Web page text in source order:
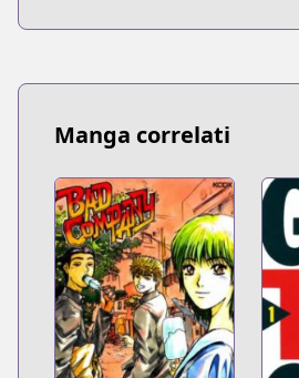
Manga correlati